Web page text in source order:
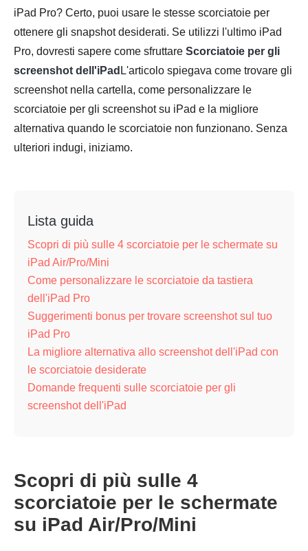
iPad Pro? Certo, puoi usare le stesse scorciatoie per
ottenere gli snapshot desiderati. Se utilizzi l'ultimo iPad
Pro, dovresti sapere come sfruttare Scorciatoie per gli
screenshot dell'iPad L'articolo spiegava come trovare gli
screenshot nella cartella, come personalizzare le
scorciatoie per gli screenshot su iPad e la migliore
alternativa quando le scorciatoie non funzionano. Senza
ulteriori indugi, iniziamo.
Lista guida
Scopri di più sulle 4 scorciatoie per le schermate su
iPad Air/Pro/Mini
Come personalizzare le scorciatoie da tastiera
dell'iPad Pro
Suggerimenti bonus per trovare screenshot sul tuo
iPad Pro
La migliore alternativa allo screenshot dell'iPad con
le scorciatoie desiderate
Domande frequenti sulle scorciatoie per gli
screenshot dell'iPad
Scopri di più sulle 4
scorciatoie per le schermate
su iPad Air/Pro/Mini